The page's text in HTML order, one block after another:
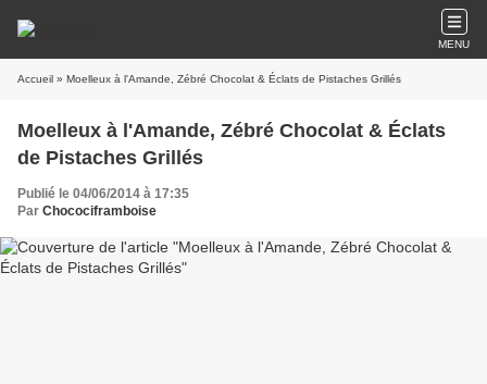
MENU
Accueil » Moelleux à l'Amande, Zébré Chocolat & Éclats de Pistaches Grillés
Moelleux à l'Amande, Zébré Chocolat & Éclats
de Pistaches Grillés
Publié le 04/06/2014 à 17:35
Par Chocociframboise